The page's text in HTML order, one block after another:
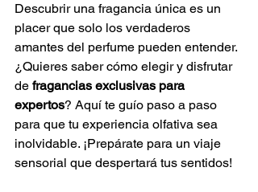
Descubrir una fragancia única es un
placer que solo los verdaderos
amantes del perfume pueden entender.
¿Quieres saber cómo elegir y disfrutar
de fragancias exclusivas para
expertos? Aquí te guío paso a paso
para que tu experiencia olfativa sea
inolvidable. ¡Prepárate para un viaje
sensorial que despertará tus sentidos!